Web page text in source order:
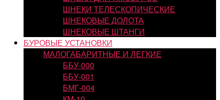
ШНЕКИ ТЕЛЕСКОПИЧЕСКИЕ
ШНЕКОВЫЕ ДОЛОТА
ШНЕКОВЫЕ ШТАНГИ
БУРОВЫЕ УСТАНОВКИ
МАЛОГАБАРИТНЫЕ И ЛЕГКИЕ
ББУ-000
ББУ-001
БМГ-004